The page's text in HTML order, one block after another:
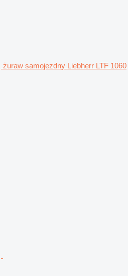
żuraw samojezdny Liebherr LTF 1060